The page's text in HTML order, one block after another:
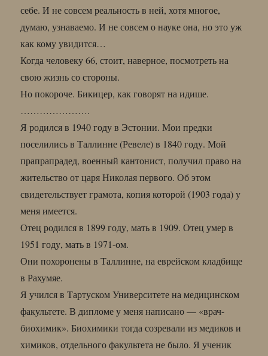
себе. И не совсем реальность в ней, хотя многое,
думаю, узнаваемо. И не совсем о науке она, но это уж
как кому увидится…
Когда человеку 66, стоит, наверное, посмотреть на
свою жизнь со стороны.
Но покороче. Бикицер, как говорят на идише.
………………….
Я родился в 1940 году в Эстонии. Мои предки
поселились в Таллинне (Ревеле) в 1840 году. Мой
прапрапрадед, военный кантонист, получил право на
жительство от царя Николая первого. Об этом
свидетельствует грамота, копия которой (1903 года) у
меня имеется.
Отец родился в 1899 году, мать в 1909. Отец умер в
1951 году, мать в 1971-ом.
Они похоронены в Таллинне, на еврейском кладбище
в Рахумяе.
Я учился в Тартуском Университете на медицинском
факультете. В дипломе у меня написано — «врач-
биохимик». Биохимики тогда созревали из медиков и
химиков, отдельного факультета не было. Я ученик